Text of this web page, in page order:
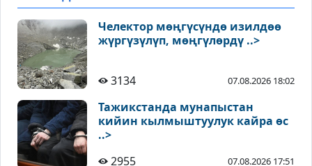
Челектор мөңгүсүндө изилдөө
жүргүзүлүп, мөңгүлөрдү ..>
3134 07.08.2026 18:02
Тажикстанда мунапыстан
кийин кылмыштуулук кайра өс
..>
2955
07.08.2026 17:51